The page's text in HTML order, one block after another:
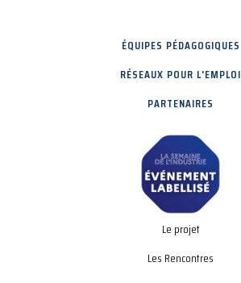
ÉQUIPES PÉDAGOGIQUES
RÉSEAUX POUR L'EMPLOI
PARTENAIRES
Le projet
Les Rencontres